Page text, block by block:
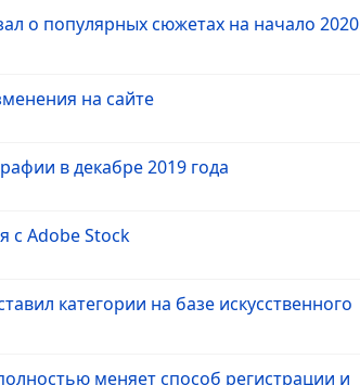
о популярных сюжетах на начало 2020
на сайте
в декабре 2019 года
с Adobe Stock
категории на базе искусственного
меняет способ регистрации и